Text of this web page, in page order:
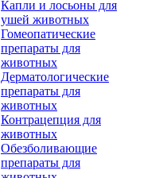
Капли и лосьоны для
ушей животных
Гомеопатические
препараты для
животных
Дерматологические
препараты для
животных
Контрацепция для
животных
Обезболивающие
препараты для